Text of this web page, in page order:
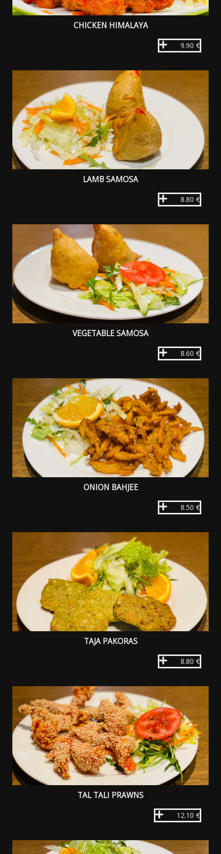
CHICKEN HIMALAYA
9.90 €
LAMB SAMOSA
8.80 €
VEGETABLE SAMOSA
8.60 €
ONION BAHJEE
8.50 €
TAJA PAKORAS
8.80 €
TAL TALI PRAWNS
12.10 €